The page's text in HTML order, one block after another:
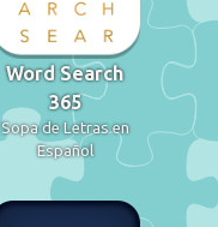
Word Search
365
Sopa de Letras en
Español